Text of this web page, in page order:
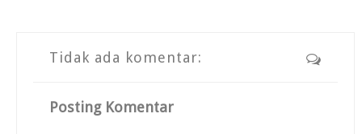
Tidak ada komentar:
Posting Komentar